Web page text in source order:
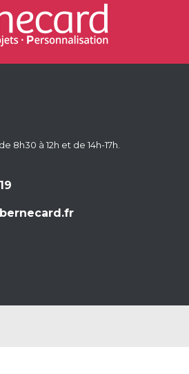
8h30 à 12h et de 14h-17h.